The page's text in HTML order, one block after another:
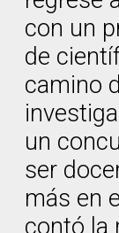
con un
de
camino
un
ser
más en
contó la